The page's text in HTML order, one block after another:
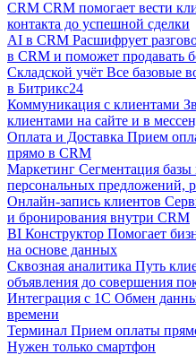
CRM CRM помогает вести
контакта до успешной сделки
AI в CRM Расшифрует
в CRM и поможет продавать
Складской учёт Все базовые
в Битрикс24
Коммуникация с клиентами
клиентами на сайте и в
Оплата и Доставка Прием
прямо в CRM
Маркетинг Сегментация базы
персональных предложений,
Онлайн-запись клиентов
и бронирования внутри CRM
BI Конструктор Помогает
на основе данных
Сквозная аналитика Путь
объявления до совершения
Интеграция с 1С Обмен
времени
Терминал Прием оплаты
Нужен только смартфон